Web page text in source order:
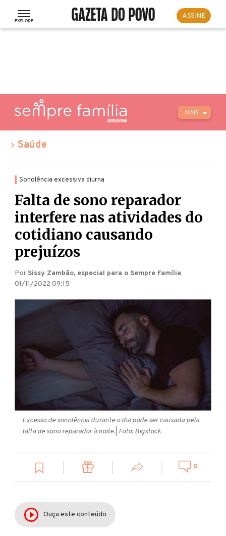
ASSINE
MAIS
Saúde
Sonolência excessiva diurna
Falta de sono reparador
interfere nas atividades do
cotidiano causando
prejuízos
Por Sissy Zambão, especial para o Sempre Família
01/11/2022 09:15
Excesso de sonolência durante o dia pode ser causada pela
falta de sono reparador à noite.| Foto: Bigstock
0
Ouça este conteúdo